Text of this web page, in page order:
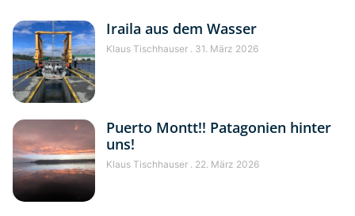
Iraila aus dem Wasser
Klaus Tischhauser 31. März 2026
Puerto Montt!! Patagonien hinter
uns!
Klaus Tischhauser 22. März 2026